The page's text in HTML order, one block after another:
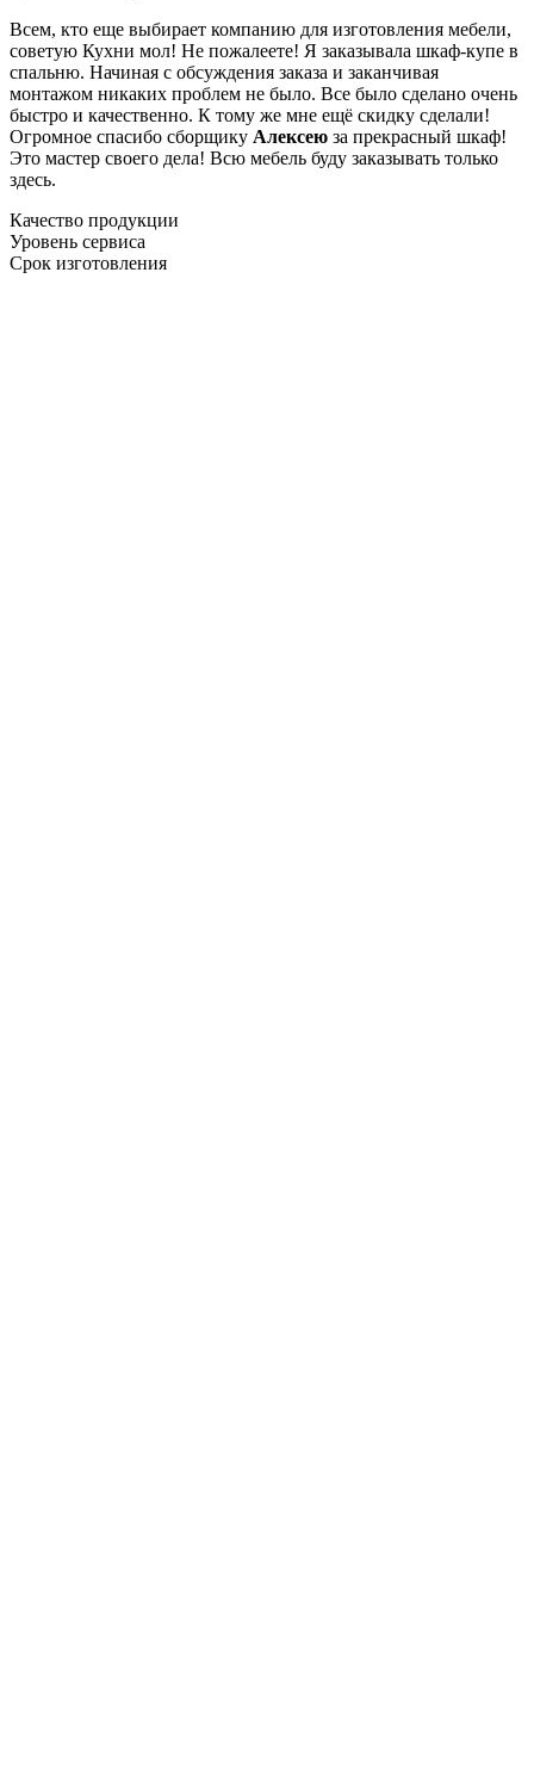
Всем, кто еще выбирает компанию для изготовления мебели,
советую Кухни мол! Не пожалеете! Я заказывала шкаф-купе в
спальню. Начиная с обсуждения заказа и заканчивая
монтажом никаких проблем не было. Все было сделано очень
быстро и качественно. К тому же мне ещё скидку сделали!
Огромное спасибо сборщику Алексею за прекрасный шкаф!
Это мастер своего дела! Всю мебель буду заказывать только
здесь.
Качество продукции
Уровень сервиса
Срок изготовления